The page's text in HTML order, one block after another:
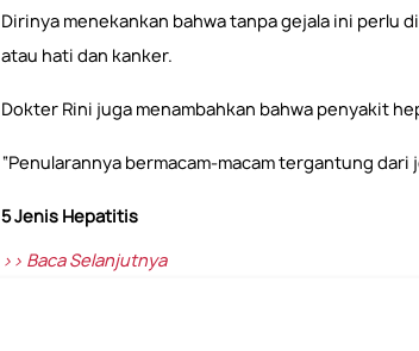
Dirinya menekankan bahwa tanpa gejala ini perlu
atau hati dan kanker.
Dokter Rini juga menambahkan bahwa penyakit
“Penularannya bermacam-macam tergantung
5 Jenis Hepatitis
>> Baca Selanjutnya